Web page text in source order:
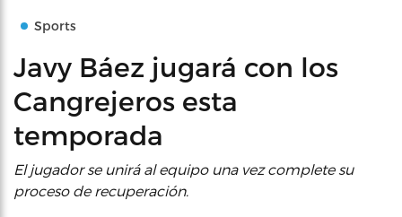
Sports
Javy Báez jugará con los
Cangrejeros esta
temporada
El jugador se unirá al equipo una vez complete su
proceso de recuperación.